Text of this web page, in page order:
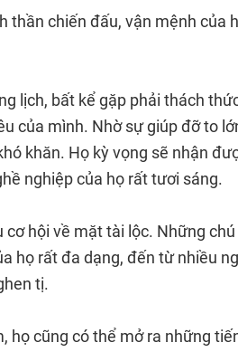
thần chiến đấu, vận mệnh của
lịch, bất kể gặp phải thách
của mình. Nhờ sự giúp đỡ to
khăn. Họ kỳ vọng sẽ nhận
nghiệp của họ rất tươi sáng.
cơ hội về mặt tài lộc. Những
họ rất đa dạng, đến từ nhiều
tị.
họ cũng có thể mở ra những